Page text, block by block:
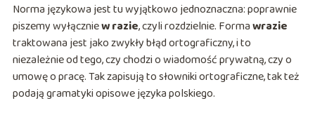
Norma językowa jest tu wyjątkowo jednoznaczna: poprawnie
piszemy wyłączniew razie, czyli rozdzielnie. Formawrazie
traktowana jest jako zwykły błąd ortograficzny, i to
niezależnie od tego, czy chodzi o wiadomość prywatną, czy o
umowę o pracę. Tak zapisują to słowniki ortograficzne, tak też
podają gramatyki opisowe języka polskiego.